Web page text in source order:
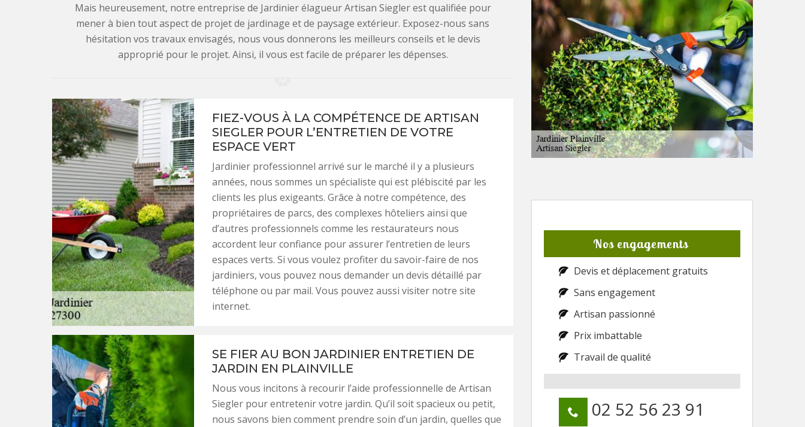
Mais heureusement, notre entreprise de Jardinier élagueur Artisan Siegler est qualifiée pour
mener à bien tout aspect de projet de jardinage et de paysage extérieur. Exposez-nous sans
hésitation vos travaux envisagés, nous vous donnerons les meilleurs conseils et le devis
approprié pour le projet. Ainsi, il vous est facile de préparer les dépenses.
FIEZ-VOUS À LA COMPÉTENCE DE ARTISAN
SIEGLER POUR L’ENTRETIEN DE VOTRE
ESPACE VERT
Jardinier professionnel arrivé sur le marché il y a plusieurs
années, nous sommes un spécialiste qui est plébiscité par les
clients les plus exigeants. Grâce à notre compétence, des
propriétaires de parcs, des complexes hôteliers ainsi que
d’autres professionnels comme les restaurateurs nous
accordent leur confiance pour assurer l’entretien de leurs
espaces verts. Si vous voulez profiter du savoir-faire de nos
jardiniers, vous pouvez nous demander un devis détaillé par
téléphone ou par mail. Vous pouvez aussi visiter notre site
internet.
SE FIER AU BON JARDINIER ENTRETIEN DE
JARDIN EN PLAINVILLE
Nous vous incitons à recourir l’aide professionnelle de Artisan
Siegler pour entretenir votre jardin. Qu’il soit spacieux ou petit,
nous savons bien comment prendre soin d’un jardin, quelles que
Nos engagements
Devis et déplacement gratuits
Sans engagement
Artisan passionné
Prix imbattable
Travail de qualité
02 52 56 23 91